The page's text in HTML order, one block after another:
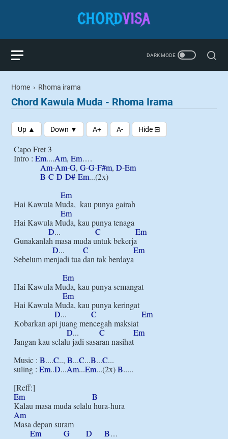
Home › Rhoma irama
Chord Kawula Muda - Rhoma Irama
Capo Fret 3
Intro : Em....Am, Em….
Am-Am-G, G-G-F#m, D-Em
B-C-D-D#-Em...(2x)
Em
Hai Kawula Muda,  kau punya gairah
Em
Hai Kawula Muda, kau punya tenaga
D... C
Em
Gunakanlah masa muda untuk bekerja
D... C
Em
Sebelum menjadi tua dan tak berdaya
Em
Hai Kawula Muda, kau punya semangat
Em
Hai Kawula Muda, kau punya keringat
D... C
Em
Kobarkan api juang mencegah maksiat
D... C
Em
Jangan kau selalu jadi sasaran nasihat
Music : B....C.., B...C...B...C...
suling : Em..D...Am...Em...(2x) B.....
Em
B
Am
Masa depan suram
Em
G D B…